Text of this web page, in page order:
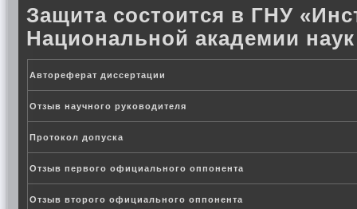
Защита состоится в ГНУ
Национальной академии
Автореферат диссертации
Отзыв научного руководителя
Протокол допуска
Отзыв первого официального оппонента
Отзыв второго официального оппонента